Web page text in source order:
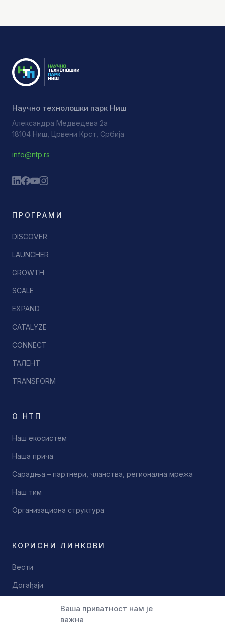
Ваша приватност нам је
важна
Научно технолошки парк Ниш
Александра Медведева 2а
18104 Ниш, Црвени Крст, Србија
info@ntp.rs
ПРОГРАМИ
DISCOVER
LAUNCHER
GROWTH
SCALE
EXPAND
CATALYZE
CONNECT
ТАЛЕНТ
TRANSFORM
О НТП
Наш екосистем
Наша прича
Сарадња – партнери, чланства, регионална мрежа
Наш тим
Организациона структура
КОРИСНИ ЛИНКОВИ
Вести
Догађаји